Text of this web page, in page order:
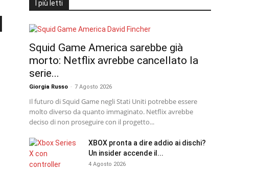
I più letti
Squid Game America sarebbe già
morto: Netflix avrebbe cancellato la
serie...
Giorgia Russo - 7 Agosto 2026
Il futuro di Squid Game negli Stati Uniti potrebbe essere
molto diverso da quanto immaginato. Netflix avrebbe
deciso di non proseguire con il progetto...
XBOX pronta a dire addio ai dischi?
Un insider accende il...
4 Agosto 2026